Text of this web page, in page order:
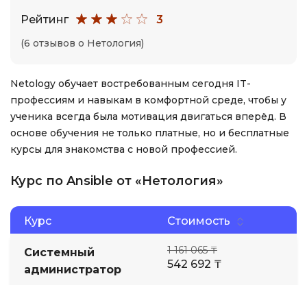
Рейтинг 3
(6 отзывов о Нетология)
Netology обучает востребованным сегодня IT-
профессиям и навыкам в комфортной среде, чтобы у
ученика всегда была мотивация двигаться вперёд. В
основе обучения не только платные, но и бесплатные
курсы для знакомства с новой профессией.
Курс по Ansible от «Нетология»
Курс Стоимость
Системный
администратор
1 161 065 ₸
542 692 ₸